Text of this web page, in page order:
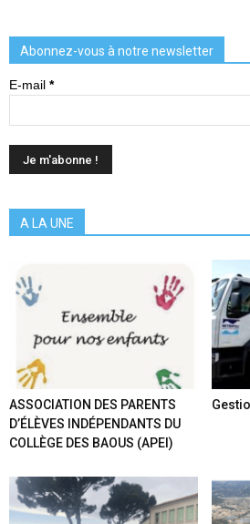
Abonnez-vous à notre newsletter
E-mail *
A LA UNE
ASSOCIATION DES PARENTS
D’ÉLÈVES INDÉPENDANTS DU
COLLÈGE DES BAOUS (APEI)